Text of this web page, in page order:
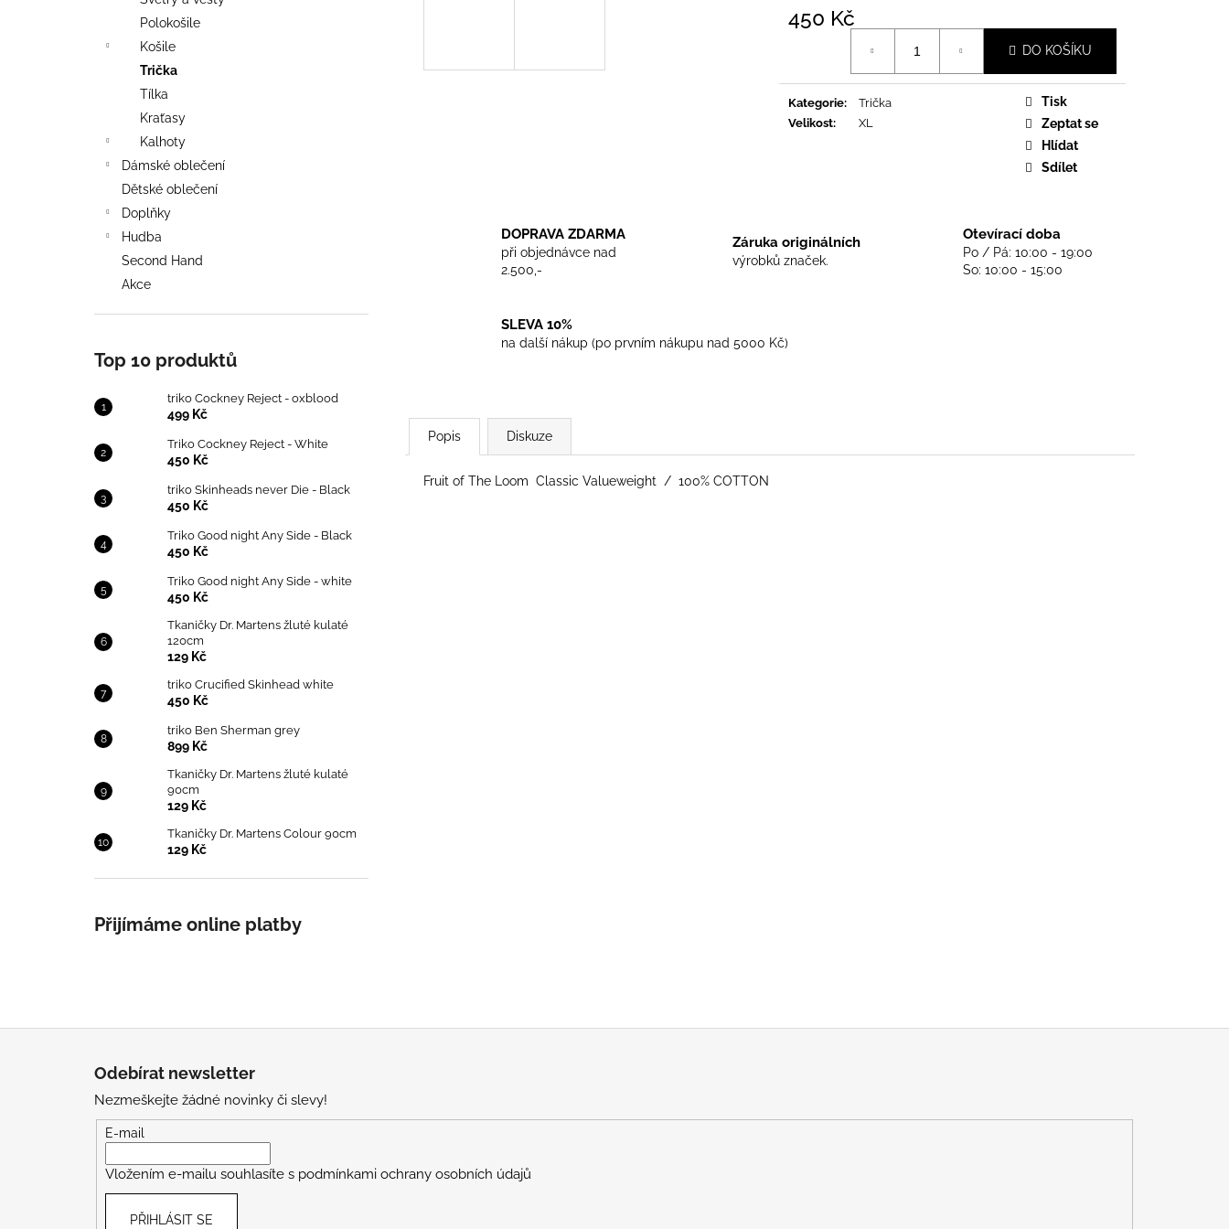
Polokošile
Košile
Trička
Tílka
Kraťasy
Kalhoty
Dámské oblečení
Dětské oblečení
Doplňky
Hudba
Second Hand
Akce
Top 10 produktů
triko Cockney Reject - oxblood
499 Kč
Triko Cockney Reject - White
450 Kč
triko Skinheads never Die - Black
450 Kč
Triko Good night Any Side - Black
450 Kč
Triko Good night Any Side - white
450 Kč
Tkaničky Dr. Martens žluté kulaté
120cm
129 Kč
triko Crucified Skinhead white
450 Kč
triko Ben Sherman grey
899 Kč
Tkaničky Dr. Martens žluté kulaté
90cm
129 Kč
Tkaničky Dr. Martens Colour 90cm
129 Kč
Přijímáme online platby
450 Kč
DO KOŠÍKU
Kategorie:
Trička
Velikost: XL
Tisk
Zeptat se
Hlídat
Sdílet
DOPRAVA ZDARMA
při objednávce nad
2.500,-
Záruka originálních
výrobků značek.
Otevírací doba
Po / Pá: 10:00 - 19:00
So: 10:00 - 15:00
SLEVA 10%
na další nákup (po prvním nákupu nad 5000 Kč)
Popis Diskuze
Fruit of The Loom Classic Valueweight / 100% COTTON
TRIKO COCKNEY REJECT - OXBLOOD
499 Kč
Odebírat newsletter
Nezmeškejte žádné novinky či slevy!
E-mail
Vložením e-mailu souhlasíte s podmínkami ochrany osobních údajů
PŘIHLÁSIT SE